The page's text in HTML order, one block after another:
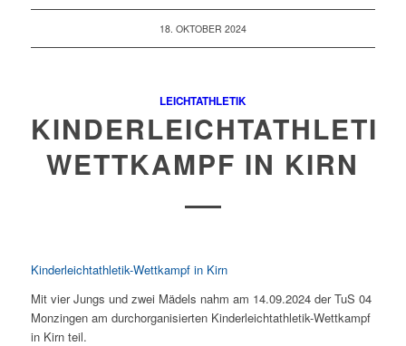
18. OKTOBER 2024
LEICHTATHLETIK
WETTKAMPF IN KIRN
Kinderleichtathletik-Wettkampf in Kirn
Mit vier Jungs und zwei Mädels nahm am 14.09.2024 der TuS 04
Monzingen am durchorganisierten Kinderleichtathletik-Wettkampf
in Kirn teil.